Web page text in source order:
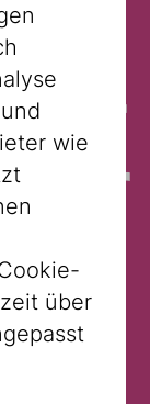
wie
über